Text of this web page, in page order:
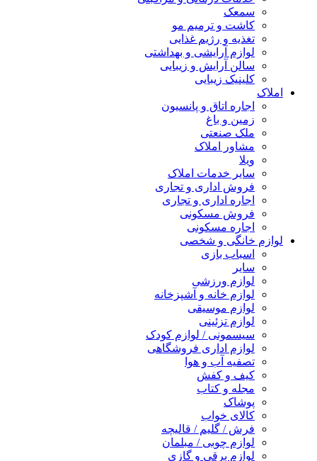
سمعک
کاشت و ترمیم مو
تغذیه و رژیم غذایی
لوازم آرایشی و بهداشتی
سالن آرایش و زیبایی
کلینیک زیبایی
املاک
اجاره اتاق و پانسیون
زمین و باغ
ملک صنعتی
مشاور املاک
ویلا
سایر خدمات املاک
فروش اداری و تجاری
اجاره اداری و تجاری
فروش مسکونی
اجاره مسکونی
لوازم خانگی و شخصی
اسباب بازی
سایر
لوازم ورزشی
لوازم خانه و آشپزخانه
لوازم موسیقی
لوازم تزئینی
سیسمونی / لوازم کودک
لوازم اداری فروشگاهی
تصفیه آب و هوا
کیف و کفش
مجله و کتاب
پوشاک
کالای خواب
فرش / گلیم / قالیچه
لوازم چوبی / مبلمان
لوازم برقی و گازی